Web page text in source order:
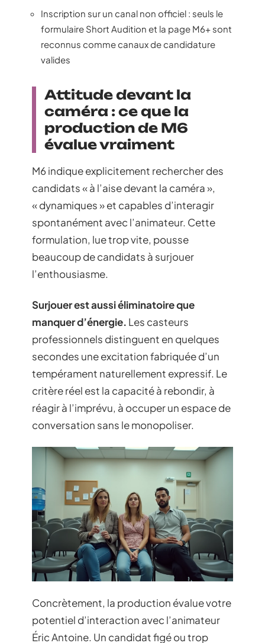
Inscription sur un canal non officiel : seuls le
formulaire Short Audition et la page M6+ sont
reconnus comme canaux de candidature
valides
Attitude devant la
caméra : ce que la
production de M6
évalue vraiment
M6 indique explicitement rechercher des
candidats « à l’aise devant la caméra »,
« dynamiques » et capables d’interagir
spontanément avec l’animateur. Cette
formulation, lue trop vite, pousse
beaucoup de candidats à surjouer
l’enthousiasme.
Surjouer est aussi éliminatoire que
manquer d’énergie. Les casteurs
professionnels distinguent en quelques
secondes une excitation fabriquée d’un
tempérament naturellement expressif. Le
critère réel est la capacité à rebondir, à
réagir à l’imprévu, à occuper un espace de
conversation sans le monopoliser.
Concrètement, la production évalue votre
potentiel d’interaction avec l’animateur
Éric Antoine. Un candidat figé ou trop